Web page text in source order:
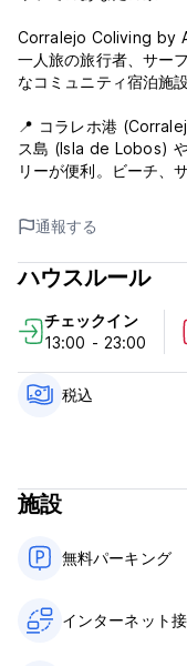
Corralejo Coliving by
一人旅の旅行者、サー
なコミュニティ宿泊施設
📍 コラレホ港
ス島 (Isla de Lobos)
リーが便利。ビーチ、
🏡 快適なドミトリーと
ワーキングスペース、
物をテーマにした楽し
🤝 毎週 ヨガ、料理ク
ップ、島の冒険 を開催
Deseos スーパーマー
自転車レンタル 10% 割
☀️ 太陽と波を求めて来
い。Corralejo Coliving
通報する
ハウスルール
チェックイン
13:00 - 23:00
税込
施設
無料パーキング
インターネット